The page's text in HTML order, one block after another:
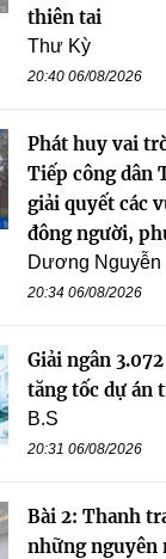
thiên tai
Thư Kỳ
20:40 06/08/2026
Phát huy vai
Tiếp công dân
giải quyết các
đông người,
Dương Nguyễn
20:34 06/08/2026
Giải ngân
tăng tốc dự án
B.S
20:31 06/08/2026
Bài 2: Thanh
những nguyên